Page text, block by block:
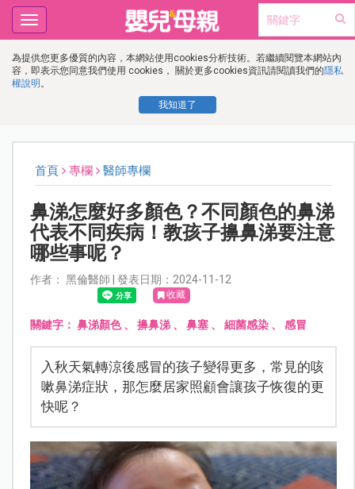
為提供您更多優質的內容，本網站使用cookies分析技術。若繼續閱覽本網站內
容，即表示您同意我們使用 cookies， 關於更多cookies資訊請閱讀我們的隱私
權說明 。
我知道了
Toggle
navigation
首頁 專欄 醫師專欄
鼻涕怎麼好多顏色？不同顏色的鼻涕
代表不同疾病！教孩子擤鼻涕要注意
哪些事呢？
作者： 黑倫醫師 | 發表日期：2024-11-12
收藏
關鍵字： 鼻涕顏色、 擤鼻涕、 鼻塞、 細菌感染、 感冒
入秋天氣轉涼後感冒的孩子變得更多，常見的咳
嗽鼻涕症狀，那怎麼居家照顧會讓孩子恢復的更
快呢？